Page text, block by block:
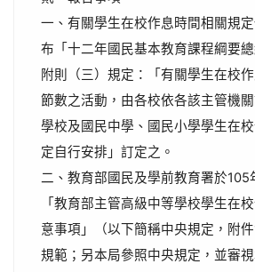
一、有關學生在校作息時間相關規
布「十二年國民基本教育課程綱要
附則（三）規定：「有關學生在校
節數之活動，由各校依各該主管機
學校及國民中學、國民小學學生在
定自行安排」訂定之。
二、教育部國民及學前教育署於105
「教育部主管高級中等學校學生在
意事項」（以下簡稱中央規定，附
規範；另本局參照中央規定，並審